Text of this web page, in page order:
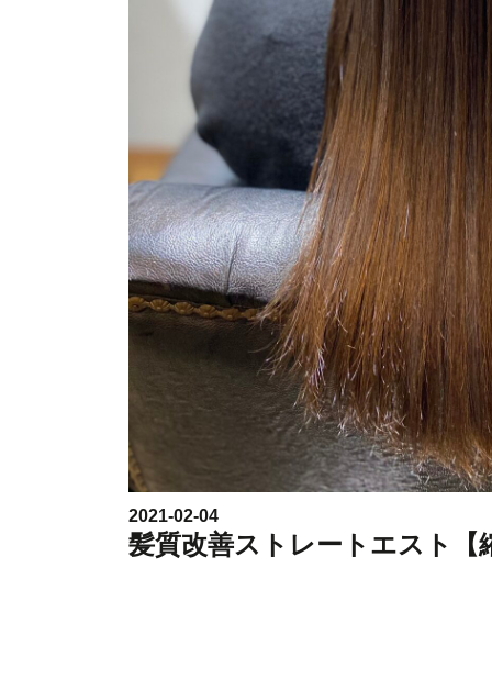
2021-02-04
髪質改善ストレートエスト【